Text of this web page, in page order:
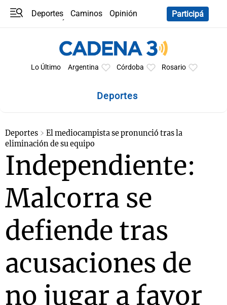
Deportes Caminos
Opinión
Participá
Lo Último Argentina Córdoba Rosario
Deportes
Deportes
El mediocampista se pronunció tras la
eliminación de su equipo
Independiente:
Malcorra se
defiende tras
acusaciones de
no jugar a favor